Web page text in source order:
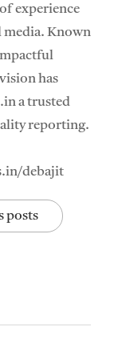
experience
media. Known
has
a trusted
reporting.
debajit
posts